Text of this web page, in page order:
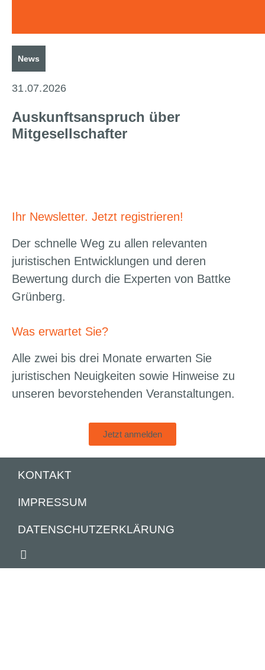
News
31.07.2026
Auskunftsanspruch über
Mitgesellschafter
Ihr Newsletter. Jetzt registrieren!
Der schnelle Weg zu allen relevanten
juristischen Entwicklungen und deren
Bewertung durch die Experten von Battke
Grünberg.
Was erwartet Sie?
Alle zwei bis drei Monate erwarten Sie
juristischen Neuigkeiten sowie Hinweise zu
unseren bevorstehenden Veranstaltungen.
Jetzt anmelden
KONTAKT
IMPRESSUM
DATENSCHUTZERKLÄRUNG